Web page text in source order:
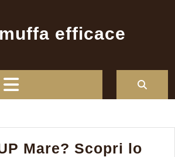
efficace
Mare? Scopri lo